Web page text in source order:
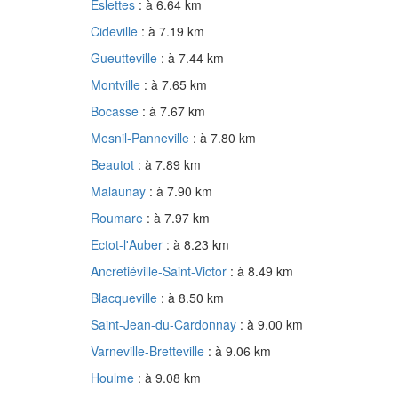
Eslettes : à 6.64 km
Cideville : à 7.19 km
Gueutteville : à 7.44 km
Montville : à 7.65 km
Bocasse : à 7.67 km
Mesnil-Panneville : à 7.80 km
Beautot : à 7.89 km
Malaunay : à 7.90 km
Roumare : à 7.97 km
Ectot-l'Auber : à 8.23 km
Ancretiéville-Saint-Victor : à 8.49 km
Blacqueville : à 8.50 km
Saint-Jean-du-Cardonnay : à 9.00 km
Varneville-Bretteville : à 9.06 km
Houlme : à 9.08 km